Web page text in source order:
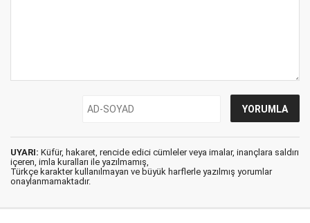
UYARI: Küfür, hakaret, rencide edici cümleler veya imalar, inançlara saldırı
içeren, imla kuralları ile yazılmamış,
Türkçe karakter kullanılmayan ve büyük harflerle yazılmış yorumlar
onaylanmamaktadır.